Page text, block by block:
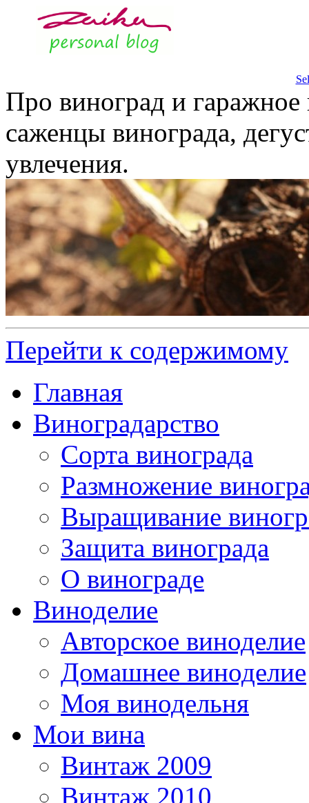
Про виноград и
саженцы винограда,
увлечения.
Перейти к содержимому
Главная
Виноградарство
Сорта винограда
Размножение
Выращивание
Защита винограда
О винограде
Виноделие
Авторское виноделие
Домашнее виноделие
Моя винодельня
Мои вина
Винтаж 2009
Винтаж 2010